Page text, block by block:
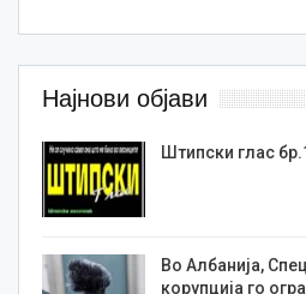
Најнови објави
Штипски глас
Во Албанија,
корупција го